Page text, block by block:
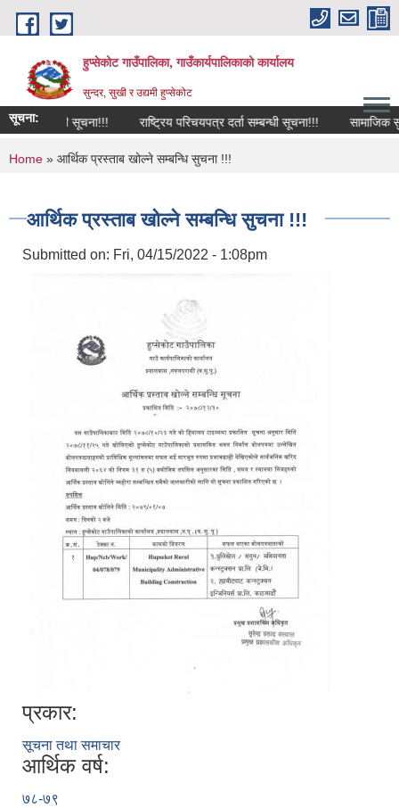
Skip to main content
हुप्सेकोट गाउँपालिका, गाउँकार्यपालिकाको कार्यालय
सुन्दर, सुखी र उद्यमी हुप्सेकोट
सूचना:
सम्बन्धी सूचना!!! राष्‍ट्रिय परिचयपत्र दर्ता सम्बन्धी सूचना!!! सामाजिक
You are here
Home » आर्थिक प्रस्ताब खोल्ने सम्बन्धि सुचना !!!
आर्थिक प्रस्ताब खोल्ने सम्बन्धि सुचना !!!
Submitted on: Fri, 04/15/2022 - 1:08pm
प्रकार:
सूचना तथा समाचार
आर्थिक वर्ष:
७८-७९